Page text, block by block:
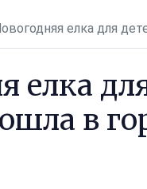
елка для
елка
в